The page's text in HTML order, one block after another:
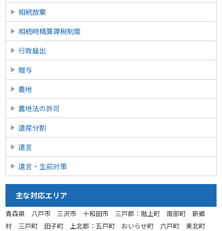
相続放棄
相続時精算課税制度
行政届出
贈与
農地
農地法の許可
遺産分割
遺言
遺言・生前対策
主な対応エリア
青森県 八戸市 三沢市 十和田市 三戸郡：階上町 南部町 新郷
村 三戸町 田子町 上北郡：五戸町 おいらせ町 六戸町 東北町